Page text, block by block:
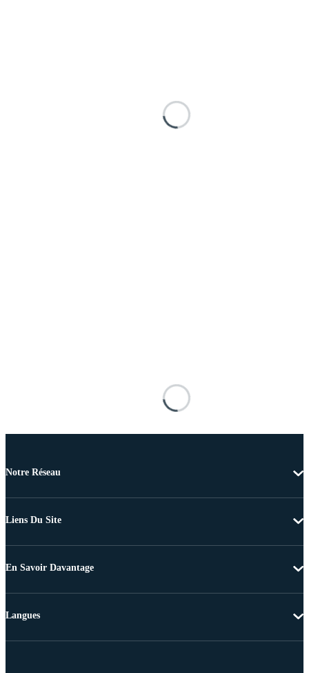
Notre Réseau
Liens Du Site
En Savoir Davantage
Langues